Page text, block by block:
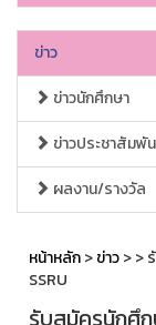
ข่าว
ข่าวนักศึกษา
ข่าวประชาสัมพั
ผลงาน/รางวัล
หน้าหลัก>ข่าว>>
SSRU
รับสมัครนักศึ